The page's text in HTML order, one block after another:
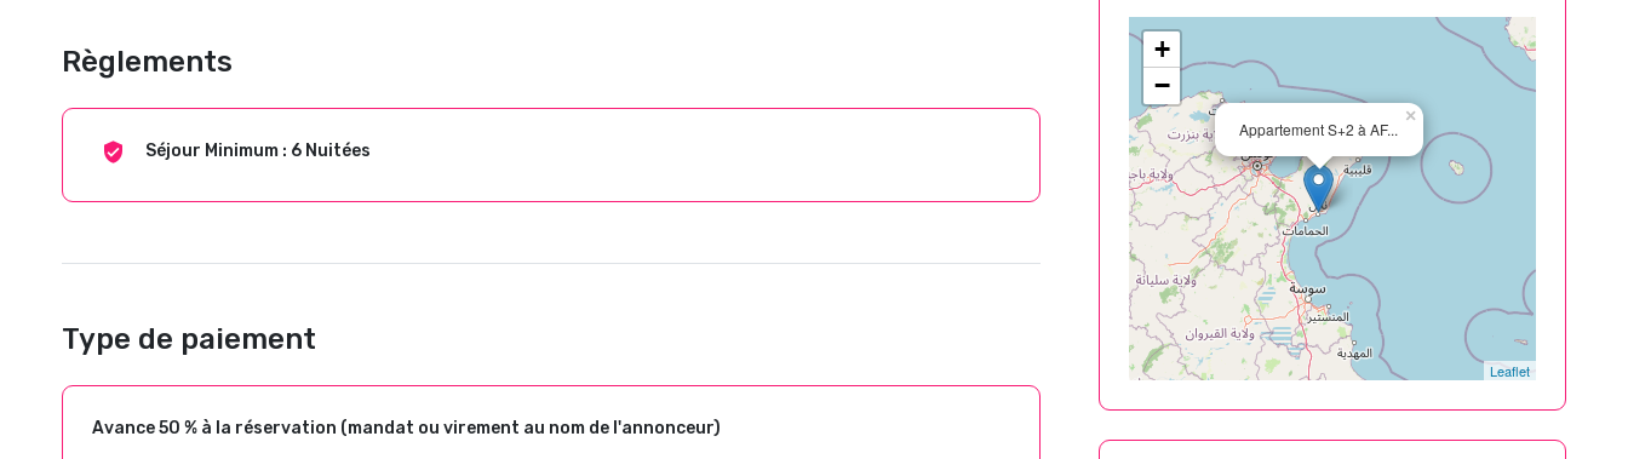
Règlements
Séjour Minimum : 6 Nuitées
Type de paiement
Avance 50 % à la réservation (mandat ou virement au nom de l'annonceur)
Appartement S+2 à AF...
×
+
−
Leaflet